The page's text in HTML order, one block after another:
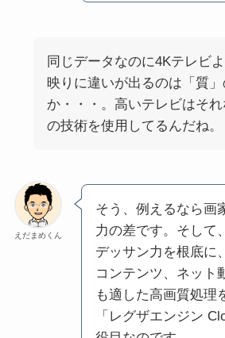
同じデータなのに4Kテレビ
映りに違いが出るのは「質
か・・・。高いテレビはそれ
の技術を使用してるんだね。
えだまめくん
そう、例えるなら画
力の差です。そして
デッサン力を根底に
コンテンツ、ネット
も適した高画質処理
「レグザエンジン